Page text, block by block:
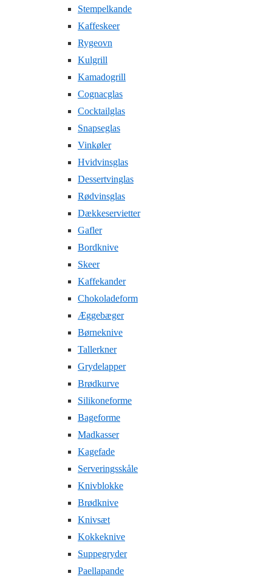
Stempelkande
Kaffeskeer
Rygeovn
Kulgrill
Kamadogrill
Cognacglas
Cocktailglas
Snapseglas
Vinkøler
Hvidvinsglas
Dessertvinglas
Rødvinsglas
Dækkeservietter
Gafler
Bordknive
Skeer
Kaffekander
Chokoladeform
Æggebæger
Børneknive
Tallerkner
Grydelapper
Brødkurve
Silikoneforme
Bageforme
Madkasser
Kagefade
Serveringsskåle
Knivblokke
Brødknive
Knivsæt
Kokkeknive
Suppegryder
Paellapande